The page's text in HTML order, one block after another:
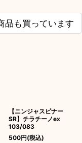
品も買っています
【ニンジャスピナー
SR】チラチーノex
103/083
500円(税込)